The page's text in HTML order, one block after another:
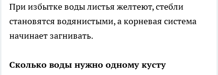
При избытке воды листья желтеют, стебли
становятся водянистыми, а корневая система
начинает загнивать.
Сколько воды нужно одному кусту